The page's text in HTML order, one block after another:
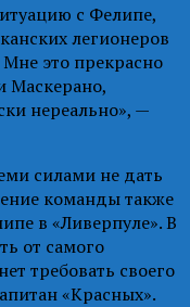
с Фелипе,
легионеров
Мне это прекрасно
Маскерано,
нереально», —
силами не дать
команды также
в «Ливерпуле». В
от самого
требовать своего
«Красных».